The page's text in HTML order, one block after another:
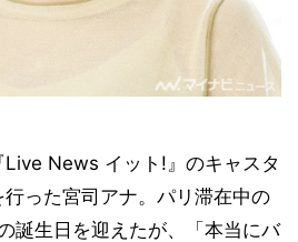
Live News イット!』のキャスタ
った宮司アナ。パリ滞在中の
誕生日を迎えたが、「本当にバ